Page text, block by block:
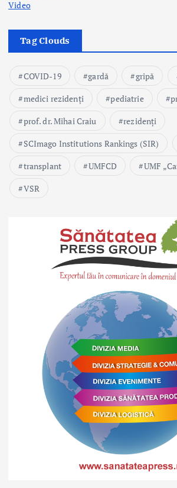
Video
Tag Clouds
COVID-19 gardă gripă
medici rezidenți
pediatrie
prof. dr. Mihai Craiu
rezidenți
SCImago Institutions Rankings (SIR)
transplant
UMFCD
UMF
VSR